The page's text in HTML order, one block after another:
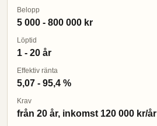
Belopp
5 000 - 800 000 kr
Löptid
1 - 20 år
Effektiv ränta
5,07 - 95,4 %
Krav
från 20 år, inkomst 120 000 kr/år